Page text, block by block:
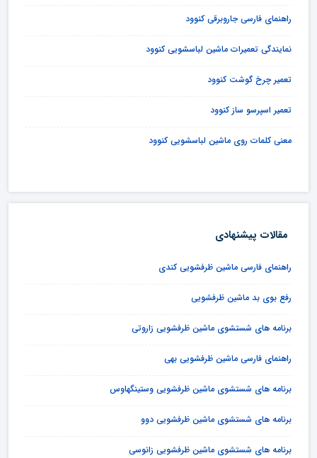
راهنمای فارسی جاروبرقی کنوود
نمایندگی تعمیرات ماشین لباسشویی کنوود
تعمیر چرخ گوشت کنوود
تعمیر اسپرسو ساز کنوود
معنی کلمات روی ماشین لباسشویی کنوود
مقالات پیشنهادی
راهنمای فارسی ماشین ظرفشویی کندی
رفع بوی بد ماشین ظرفشویی
برنامه های شستشوی ماشین ظرفشویی زاروتی
راهنمای فارسی ماشین ظرفشویی بهی
برنامه های شستشوی ماشین ظرفشویی وستینگهاوس
برنامه های شستشوی ماشین ظرفشویی دوو
برنامه های شستشوی ماشین ظرفشویی زانوسی